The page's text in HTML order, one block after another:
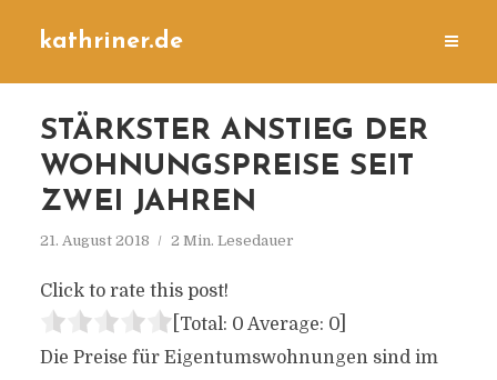
kathriner.de
STÄRKSTER ANSTIEG DER
WOHNUNGSPREISE SEIT
ZWEI JAHREN
21. August 2018 2 Min. Lesedauer
Click to rate this post!
[Total: 0 Average: 0]
Die Preise für Eigentumswohnungen sind im